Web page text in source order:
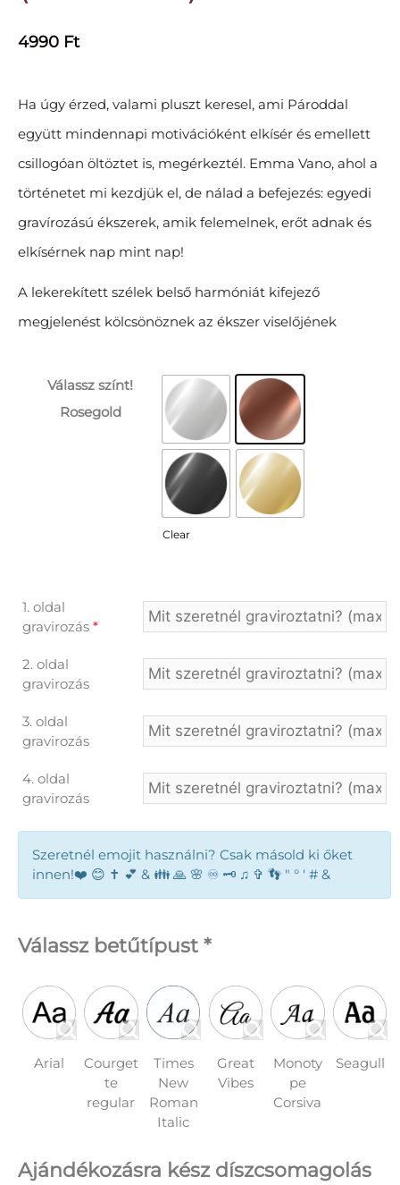
4990 Ft
Ha úgy érzed, valami pluszt keresel, ami Pároddal
együtt mindennapi motivációként elkísér és emellett
csillogóan öltöztet is, megérkeztél. Emma Vano, ahol a
történetet mi kezdjük el, de nálad a befejezés: egyedi
gravírozású ékszerek, amik felemelnek, erőt adnak és
elkísérnek nap mint nap!
A lekerekített szélek belső harmóniát kifejező
megjelenést kölcsönöznek az ékszer viselőjének
Válassz színt!
Rosegold
Clear
1. oldal
gravirozás *
2. oldal
gravirozás
3. oldal
gravirozás
4. oldal
gravirozás
Szeretnél emojit használni? Csak másold ki őket
innen!❤️ 😊 ✝️ 💕 & 👪 🙏 🌸 ♾️ 🗝️ ♫ ✞ 👣 " ° ' # &
Válassz betűtípust *
Arial
Courget
te
regular
Times
New
Roman
Italic
Great
Vibes
Monoty
pe
Corsiva
Seagull
Ajándékozásra kész díszcsomagolás